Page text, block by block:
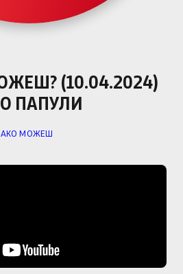
(10.04.2024)
ПАПУЛИ
АКО МОЖЕШ